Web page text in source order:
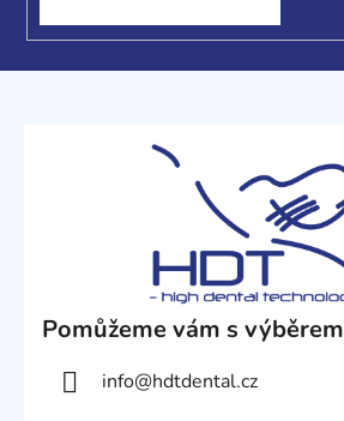
Pomůžeme vám s výběrem
info@hdtdental.cz